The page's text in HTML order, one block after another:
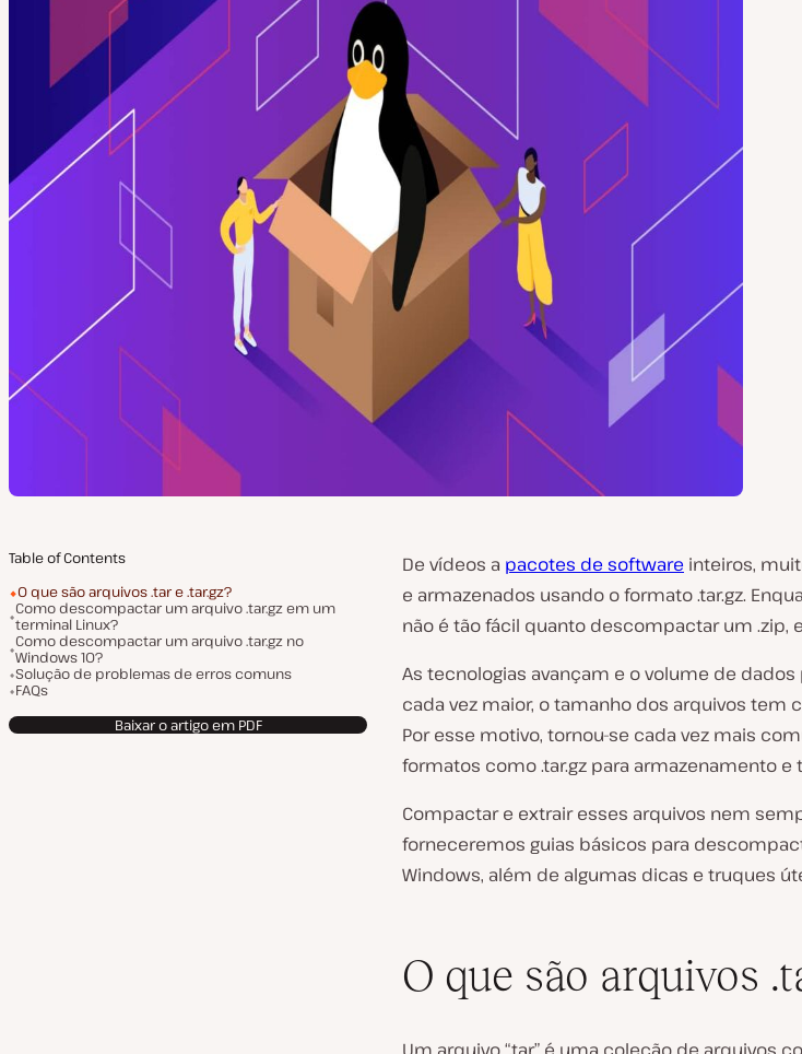
Table of Contents
O que são arquivos .tar e .tar.gz?
Como descompactar um arquivo .tar.gz em um
terminal Linux?
Como descompactar um arquivo .tar.gz no
Windows 10?
Solução de problemas de erros comuns
FAQs
Baixar o artigo em PDF
De vídeos a pacotes de software inteiros,
e armazenados usando o formato .tar.gz.
não é tão fácil quanto descompactar um .zip,
As tecnologias avançam e o volume de
cada vez maior, o tamanho dos arquivos tem
Por esse motivo, tornou-se cada vez mais
formatos como .tar.gz para armazenamento e
Compactar e extrair esses arquivos nem
forneceremos guias básicos para
Windows, além de algumas dicas e truques
O que são arquivos